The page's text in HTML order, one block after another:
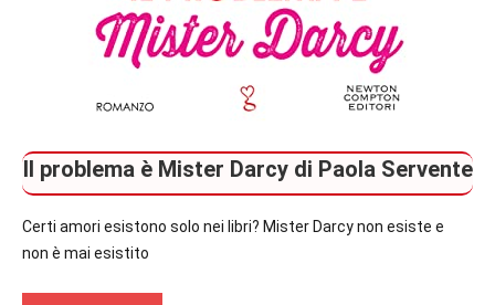
Il problema è Mister Darcy di Paola Servente
Certi amori esistono solo nei libri? Mister Darcy non esiste e
non è mai esistito